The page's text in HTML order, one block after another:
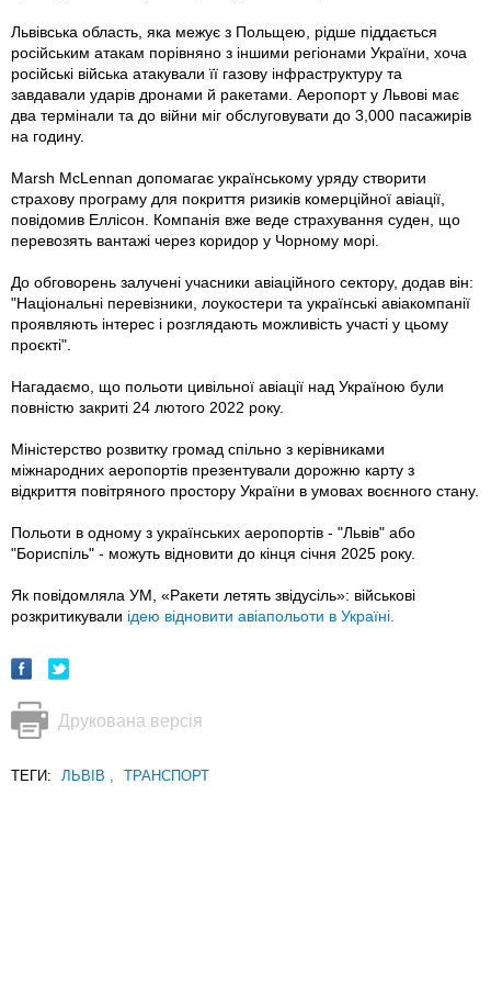
Львівська область, яка межує з Польщею, рідше піддається
російським атакам порівняно з іншими регіонами України, хоча
російські війська атакували її газову інфраструктуру та
завдавали ударів дронами й ракетами. Аеропорт у Львові має
два термінали та до війни міг обслуговувати до 3,000 пасажирів
на годину.
Marsh McLennan допомагає українському уряду створити
страхову програму для покриття ризиків комерційної авіації,
повідомив Еллісон. Компанія вже веде страхування суден, що
перевозять вантажі через коридор у Чорному морі.
До обговорень залучені учасники авіаційного сектору, додав він:
"Національні перевізники, лоукостери та українські авіакомпанії
проявляють інтерес і розглядають можливість участі у цьому
проєкті".
Нагадаємо, що польоти цивільної авіації над Україною були
повністю закриті 24 лютого 2022 року.
Міністерство розвитку громад спільно з керівниками
міжнародних аеропортів презентували дорожню карту з
відкриття повітряного простору України в умовах воєнного стану.
Польоти в одному з українських аеропортів - "Львів" або
"Бориспіль" - можуть відновити до кінця січня 2025 року.
Як повідомляла УМ, «Ракети летять звідусіль»: військові
розкритикували ідею відновити авіапольоти в Україні.
Друкована версія
ТЕГИ: ЛЬВІВ ТРАНСПОРТ